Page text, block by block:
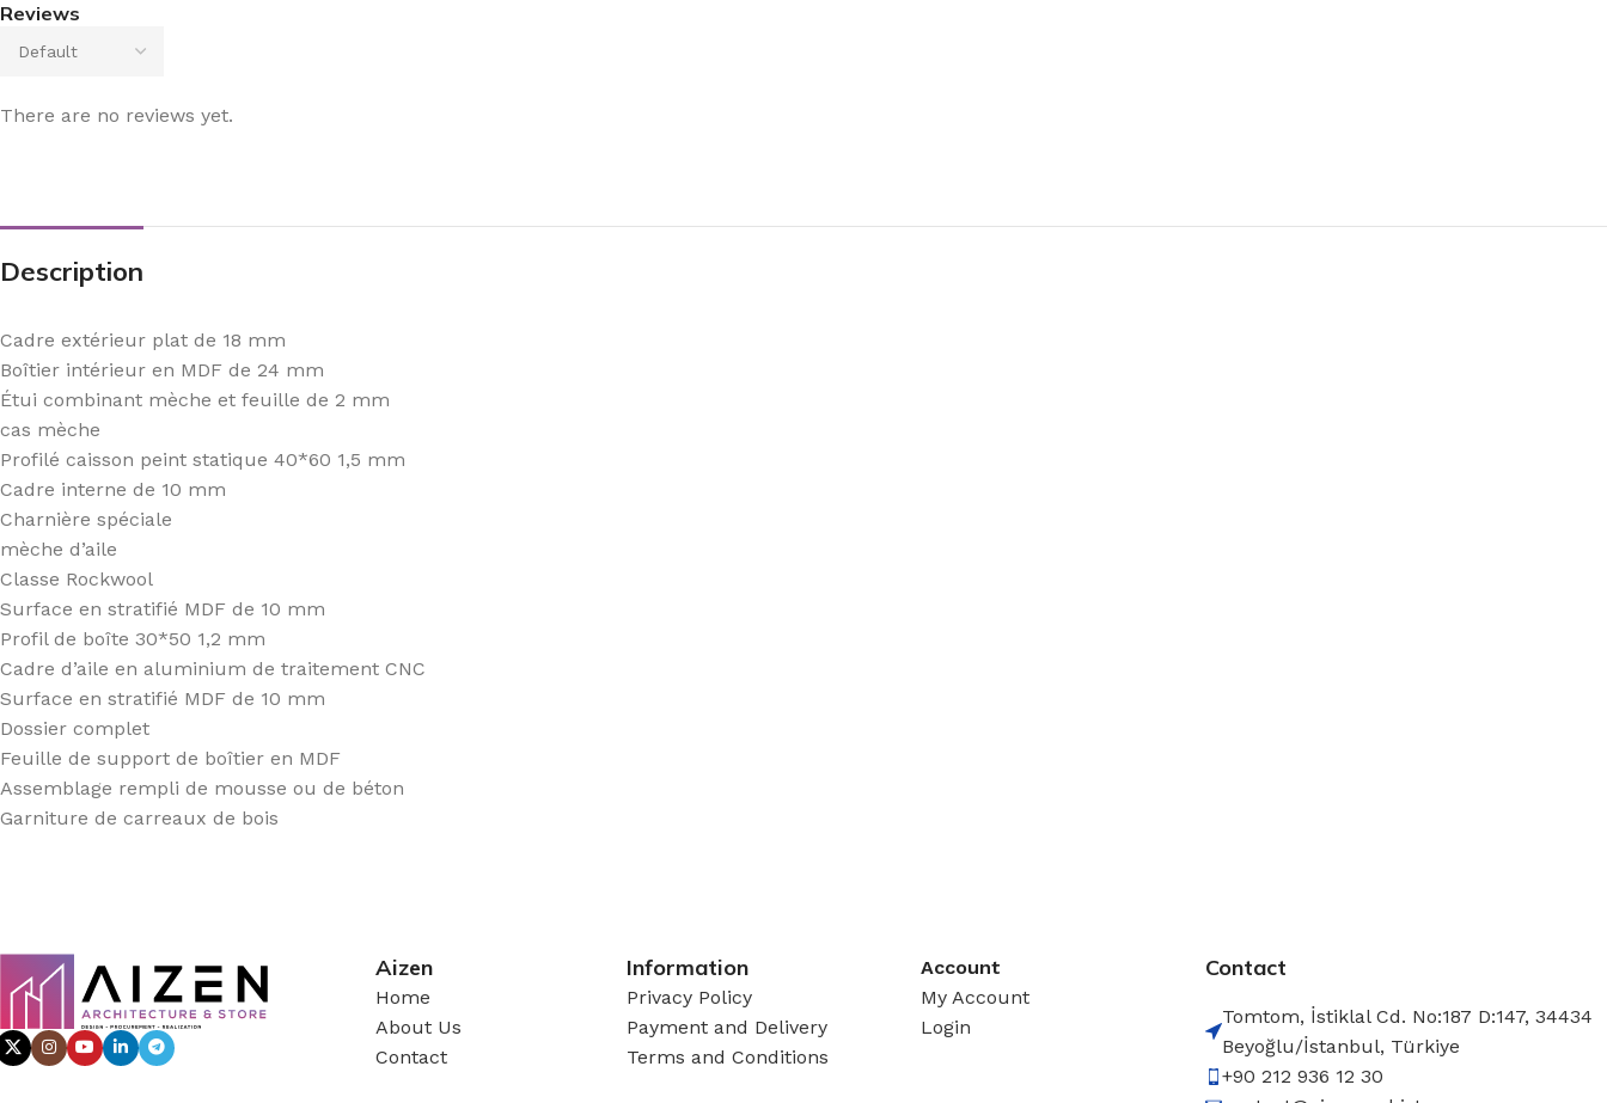
Reviews
There are no reviews yet.
Description
Cadre extérieur plat de 18 mm
Boîtier intérieur en MDF de 24 mm
Étui combinant mèche et feuille de 2 mm
cas mèche
Profilé caisson peint statique 40*60 1,5 mm
Cadre interne de 10 mm
Charnière spéciale
mèche d’aile
Classe Rockwool
Surface en stratifié MDF de 10 mm
Profil de boîte 30*50 1,2 mm
Cadre d’aile en aluminium de traitement CNC
Surface en stratifié MDF de 10 mm
Dossier complet
Feuille de support de boîtier en MDF
Assemblage rempli de mousse ou de béton
Garniture de carreaux de bois
Aizen
Home
About Us
Contact
Information
Privacy Policy
Payment and Delivery
Terms and Conditions
Account
My Account
Login
Contact
Tomtom, İstiklal Cd. No:187 D:147, 34434
Beyoğlu/İstanbul, Türkiye
+90 212 936 12 30